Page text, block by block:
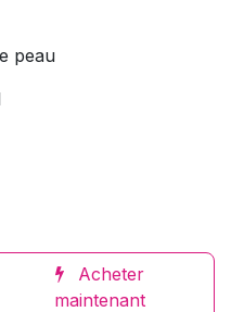
peau
Acheter
maintenant